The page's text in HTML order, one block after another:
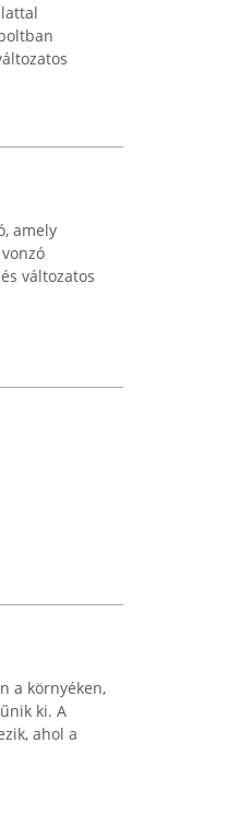
amely
változatos
a környéken,
ki. A
ahol a